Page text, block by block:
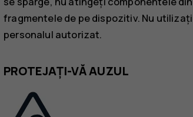
fragmentele de pe dispozitiv. Nu
personalul autorizat.
PROTEJAȚI-VĂ AUZUL